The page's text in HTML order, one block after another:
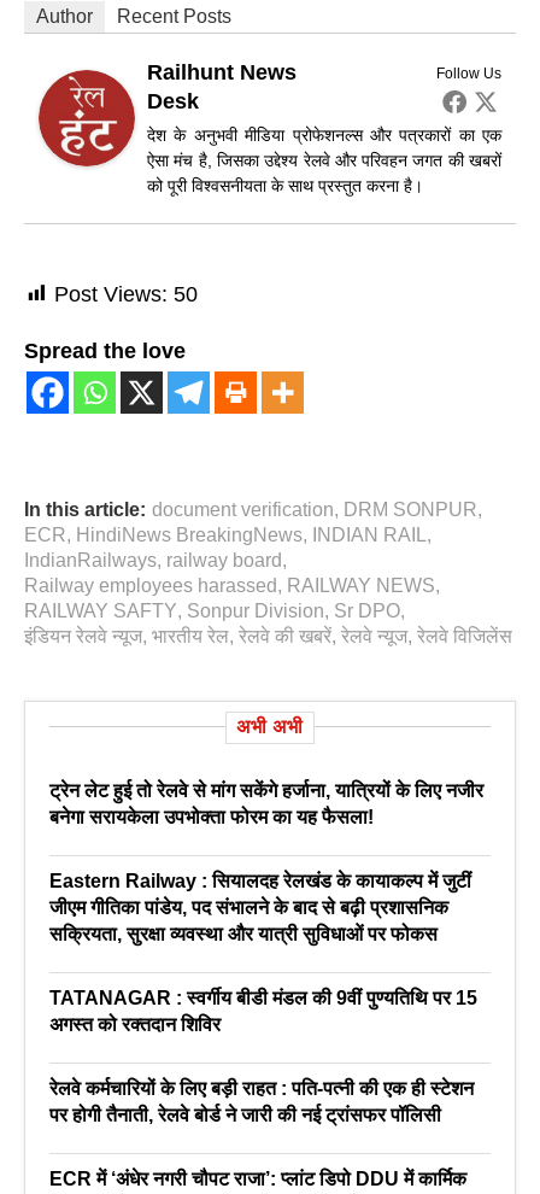
Author Recent Posts
Follow Us
Railhunt News
Desk
देश के अनुभवी मीडिया प्रोफेशनल्स और पत्रकारों का एक
ऐसा मंच है, जिसका उद्देश्य रेलवे और परिवहन जगत की खबरों
को पूरी विश्वसनीयता के साथ प्रस्तुत करना है।
Post Views: 50
Spread the love
In this article: document verification, DRM SONPUR,
ECR, HindiNews BreakingNews, INDIAN RAIL ,
IndianRailways, railway board,
Railway employees harassed, RAILWAY NEWS,
RAILWAY SAFTY, Sonpur Division, Sr DPO,
इंडियन रेलवे न्यूज, भारतीय रेल, रेलवे की खबरें, रेलवे न्‍यूज, रेलवे विजिलेंस
अभी अभी
ट्रेन लेट हुई तो रेलवे से मांग सकेंगे हर्जाना, यात्रियों के लिए नजीर
बनेगा सरायकेला उपभोक्ता फोरम का यह फैसला!
Eastern Railway : सियालदह रेलखंड के कायाकल्प में जुटीं
जीएम गीतिका पांडेय, पद संभालने के बाद से बढ़ी प्रशासनिक
सक्रियता, सुरक्षा व्यवस्था और यात्री सुविधाओं पर फोकस
TATANAGAR : स्वर्गीय बीडी मंडल की 9वीं पुण्यतिथि पर 15
अगस्त को रक्तदान शिविर
रेलवे कर्मचारियों के लिए बड़ी राहत : पति-पत्नी की एक ही स्टेशन
पर होगी तैनाती, रेलवे बोर्ड ने जारी की नई ट्रांसफर पॉलिसी
ECR में ‘अंधेर नगरी चौपट राजा’: प्लांट डिपो DDU में कार्मिक